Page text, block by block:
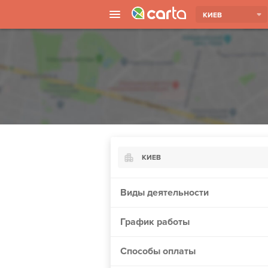
КИЕВ
КИЕВ
Борисполь
Виды деятельности
График работы
Способы оплаты